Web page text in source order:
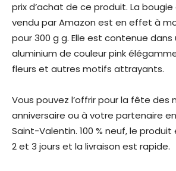
prix d’achat de ce produit. La
vendu par Amazon est en effet à
pour 300 g g. Elle est contenue dans
aluminium de couleur pink
fleurs et autres motifs attrayants.
Vous pouvez l’offrir pour la fête des
anniversaire ou à votre partenaire en
Saint-Valentin. 100 % neuf, le
2 et 3 jours et la livraison est rapide.